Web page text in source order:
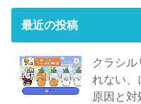
最近の投稿
クラシル
れない、
原因と対